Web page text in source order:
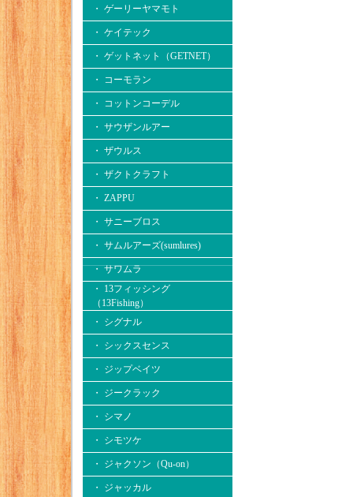
・ ゲーリーヤマモト
・ ケイテック
・ ゲットネット（GETNET）
・ コーモラン
・ コットンコーデル
・ サウザンルアー
・ ザウルス
・ ザクトクラフト
・ ZAPPU
・ サニーブロス
・ サムルアーズ(sumlures)
・ サワムラ
・ 13フィッシング
（13Fishing）
・ シグナル
・ シックスセンス
・ ジップベイツ
・ ジークラック
・ シマノ
・ シモツケ
・ ジャクソン（Qu-on）
・ ジャッカル